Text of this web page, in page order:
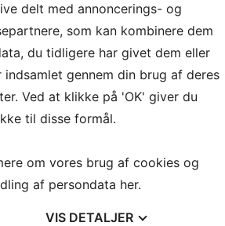
FOREDRAGSHOLDER
billedernefor visning i fuld skærm.
delt med annoncerings- og
som kan kombinere dem
du tidligere har givet dem eller
indsamlet gennem din brug af deres
Ved at klikke på 'OK' giver du
til disse formål.
om vores brug af cookies og
af persondata her.
VIS DETALJER